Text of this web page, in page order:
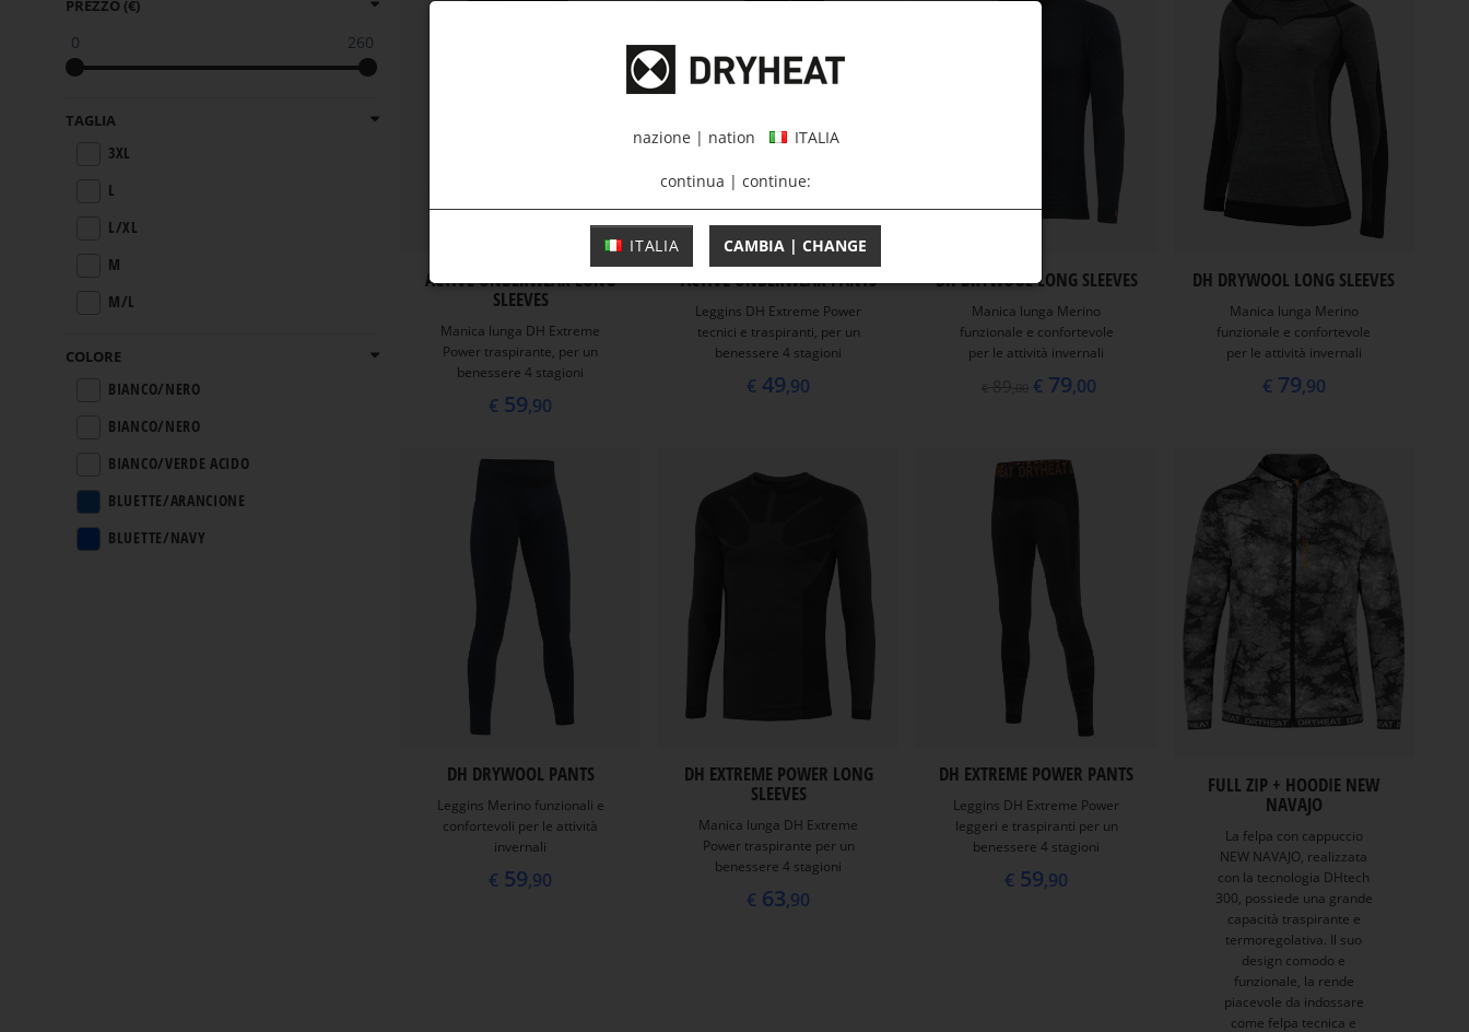
PREZZO (€)
0 260
TAGLIA
3XL
L
L/XL
M
M/L
COLORE
BIANCO/NERO
BIANCO/NERO
BIANCO/VERDE ACIDO
BLUETTE/ARANCIONE
BLUETTE/NAVY
ACTIVE UNDERWEAR LONG
SLEEVES
Manica lunga DH Extreme
Power traspirante, per un
benessere 4 stagioni
€ 59,90
ACTIVE UNDERWEAR PANTS
Leggins DH Extreme Power
tecnici e traspiranti, per un
benessere 4 stagioni
€ 49,90
DH DRYWOOL LONG SLEEVES
Manica lunga Merino
funzionale e confortevole
per le attività invernali
€ 79,00
DH DRYWOOL LONG SLEEVES
Manica lunga Merino
funzionale e confortevole
per le attività invernali
€79,90
DH DRYWOOL PANTS
Leggins Merino funzionali e
confortevoli per le attività
invernali
€ 59,90
DH EXTREME POWER LONG
SLEEVES
Manica lunga DH Extreme
Power traspirante per un
benessere 4 stagioni
€ 63,90
DH EXTREME POWER PANTS
Leggins DH Extreme Power
leggeri e traspiranti per un
benessere 4 stagioni
€ 59,90
FULL ZIP + HOODIE NEW
NAVAJO
La felpa con cappuccio
NEW NAVAJO, realizzata
con la tecnologia DHtech
300, possiede una grande
capacità traspirante e
termoregolativa. Il suo
design comodo e
funzionale, la rende
piacevole da indossare
come felpa tecnica e
nazione | nation ITALIA
continua | continue:
ITALIA CAMBIA | CHANGE